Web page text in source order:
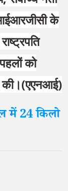
के
को
में 24 किलो